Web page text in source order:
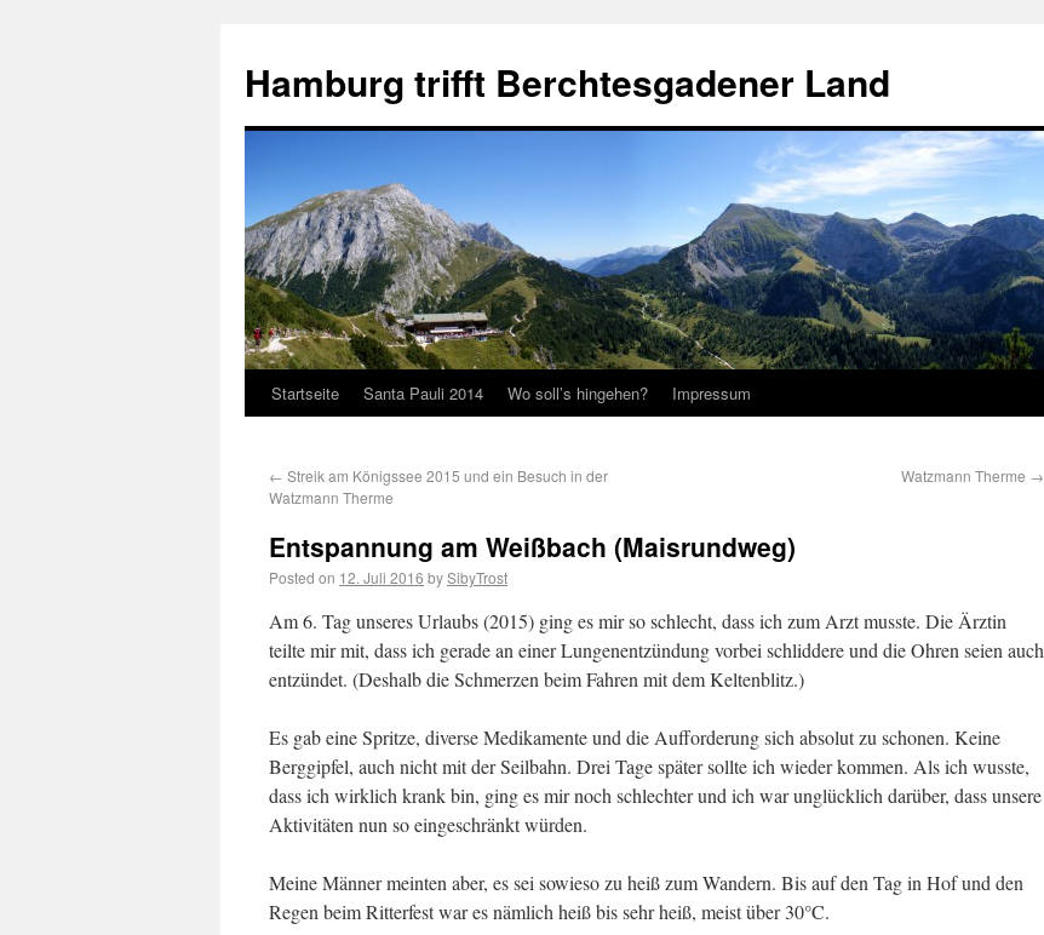
Hamburg trifft Berchtesgadener Land
Startseite Santa Pauli 2014 Wo soll’s hingehen? Impressum
← Streik am Königssee 2015 und ein Besuch in der
Watzmann Therme
Watzmann Therme →
Entspannung am Weißbach (Maisrundweg)
Posted on 12. Juli 2016 bySibyTrost
Am 6. Tag unseres Urlaubs (2015) ging es mir so schlecht, dass ich zum Arzt musste. Die Ärztin
teilte mir mit, dass ich gerade an einer Lungenentzündung vorbei schliddere und die Ohren seien auch
entzündet. (Deshalb die Schmerzen beim Fahren mit dem Keltenblitz.)
Es gab eine Spritze, diverse Medikamente und die Aufforderung sich absolut zu schonen. Keine
Berggipfel, auch nicht mit der Seilbahn. Drei Tage später sollte ich wieder kommen. Als ich wusste,
dass ich wirklich krank bin, ging es mir noch schlechter und ich war unglücklich darüber, dass unsere
Aktivitäten nun so eingeschränkt würden.
Meine Männer meinten aber, es sei sowieso zu heiß zum Wandern. Bis auf den Tag in Hof und den
Regen beim Ritterfest war es nämlich heiß bis sehr heiß, meist über 30°C.